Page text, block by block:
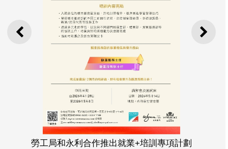
上一則 下一
勞工局和永利合作推出就業+培訓專項計劃